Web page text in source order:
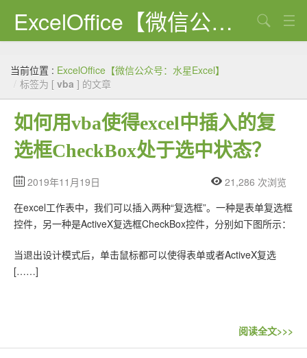
ExcelOffice【微信公众号：水星Excel】
资源下载
VBA代码大全
EXCEL VBA
Excel图表
Python
C#
当前位置 : ExcelOffice【微信公众号：水星Excel】
/ 标签为 [ vba ] 的文章
如何用vba使得excel中插入的复
选框CheckBox处于选中状态？
2019年11月19日
21,286 次浏览
在excel工作表中，我们可以插入两种“复选框”。一种是表单复选框
控件，另一种是ActiveX复选框CheckBox控件，分别如下图所示：
当退出设计模式后，单击鼠标都可以使得表单或者ActiveX复选
[……]
阅读全文>>>